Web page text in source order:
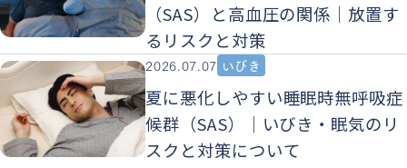
（SAS）と高血圧の関係｜放置す
るリスクと対策
2026.07.07 いびき
夏に悪化しやすい睡眠時無呼吸症
候群（SAS）｜いびき・眠気のリ
スクと対策について